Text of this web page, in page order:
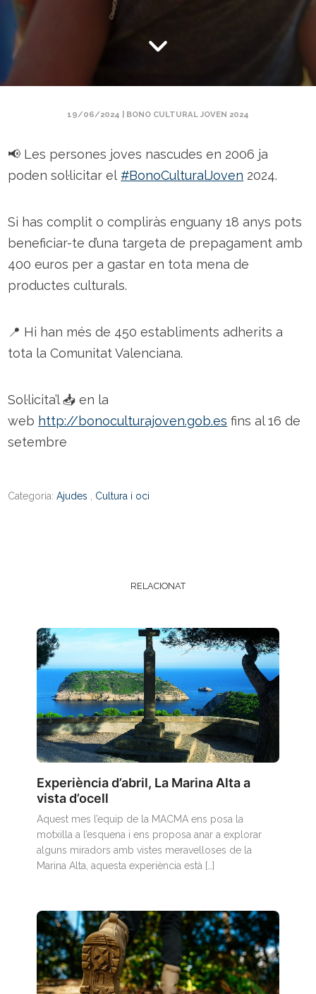
19/06/2024 | BONO CULTURAL JOVEN 2024
📢 Les persones joves nascudes en 2006 ja
poden sol·licitar el #BonoCulturalJoven 2024.
Si has complit o compliràs enguany 18 anys pots
beneficiar-te d’una targeta de prepagament amb
400 euros per a gastar en tota mena de
productes culturals.
📍 Hi han més de 450 establiments adherits a
tota la Comunitat Valenciana.
Sol·licita’l 📥 en la
web http://bonoculturajoven.gob.es fins al 16 de
setembre
Categoria:Ajudes Cultura i oci
RELACIONAT
Experiència d’abril, La Marina Alta a
vista d’ocell
Aquest mes l’equip de la MACMA ens posa la
motxilla a l’esquena i ens proposa anar a explorar
alguns miradors amb vistes meravelloses de la
Marina Alta, aquesta experiència està […]